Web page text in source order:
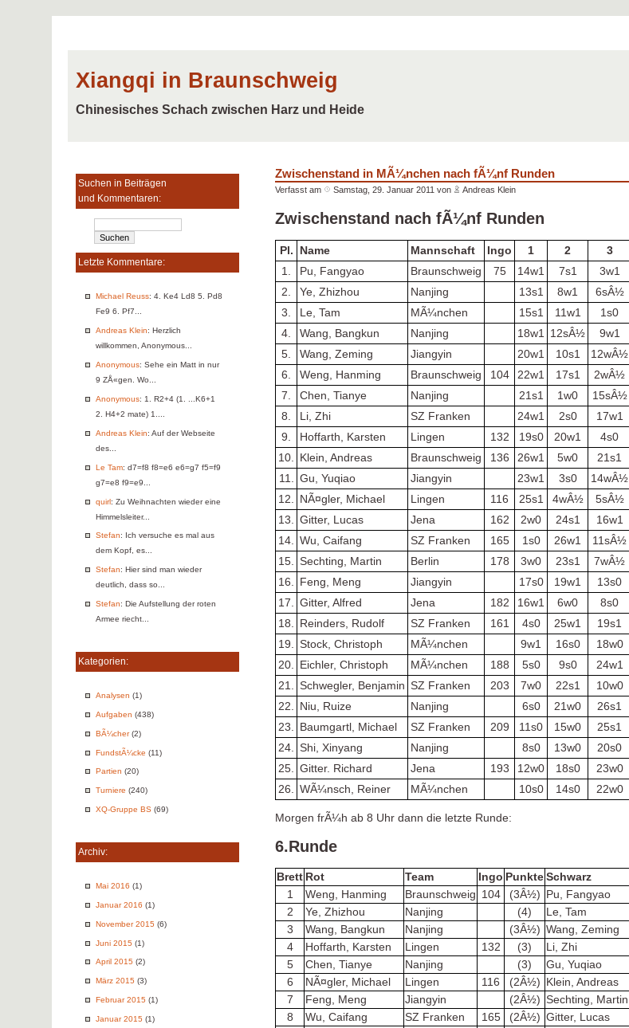
Xiangqi in Braunschweig
Chinesisches Schach zwischen Harz und Heide
Suchen in Beiträgen
und Kommentaren:
Letzte Kommentare:
Michael Reuss: 4. Ke4 Ld8 5. Pd8
Fe9 6. Pf7...
Andreas Klein: Herzlich
willkommen, Anonymous...
Anonymous: Sehe ein Matt in nur
9 ZÅ«gen. Wo...
Anonymous: 1. R2+4 (1. ...K6+1
2. H4+2 mate) 1....
Andreas Klein: Auf der Webseite
des...
Le Tam: d7=f8 f8=e6 e6=g7 f5=f9
g7=e8 f9=e9...
quirl: Zu Weihnachten wieder eine
Himmelsleiter...
Stefan: Ich versuche es mal aus
dem Kopf, es...
Stefan: Hier sind man wieder
deutlich, dass so...
Stefan: Die Aufstellung der roten
Armee riecht...
Kategorien:
Analysen (1)
Aufgaben (438)
BÃ¼cher(2)
FundstÃ¼cke (11)
Partien (20)
Turniere (240)
XQ-Gruppe BS (69)
Archiv:
Mai 2016 (1)
Januar 2016 (1)
November 2015 (6)
Juni 2015 (1)
April 2015 (2)
März 2015 (3)
Februar 2015 (1)
Januar 2015 (1)
Zwischenstand in MÃ¼nchen nach fÃ¼nf Runden
Verfasst am Samstag, 29. Januar 2011 von Andreas Klein
Zwischenstand nach fÃ¼nf Runden
Pl. Name Mannschaft Ingo 1 2 3
1.
Pu, Fangyao Braunschweig 75 14w1 7s1 3w1
2.
Ye, Zhizhou Nanjing 13s1 8w1 6sÂ½
3.
Le, Tam MÃ¼nchen 15s1 11w1 1s0
4.
Wang, Bangkun Nanjing 18w1 12sÂ½ 9w1
5.
Wang, Zeming Jiangyin 20w1 10s1 12wÂ½
6.
Weng, Hanming Braunschweig 104 22w1 17s1 2wÂ½
7.
Chen, Tianye Nanjing 21s1 1w0 15sÂ½
8.
Li, Zhi SZ Franken 24w1 2s0 17w1
9.
Hoffarth, Karsten Lingen 132 19s0 20w1 4s0
10.
Klein, Andreas Braunschweig 136 26w1 5w0 21s1
11.
Gu, Yuqiao Jiangyin 23w1 3s0 14wÂ½
12.
NÃ¤gler, Michael Lingen 116 25s1 4wÂ½ 5sÂ½
13.
Gitter, Lucas Jena 162 2w0 24s1 16w1
14.
Wu, Caifang SZ Franken 165 1s0 26w1 11sÂ½
15.
Sechting, Martin Berlin 178 3w0 23s1 7wÂ½
16.
Feng, Meng Jiangyin 17s0 19w1 13s0
17.
Gitter, Alfred Jena 182 16w1 6w0 8s0
18.
Reinders, Rudolf SZ Franken 161 4s0 25w1 19s1
19.
Stock, Christoph MÃ¼nchen 9w1 16s0 18w0
20.
Eichler, Christoph MÃ¼nchen 188 5s0 9s0 24w1
21.
Schwegler, Benjamin SZ Franken 203 7w0 22s1 10w0
22.
Niu, Ruize Nanjing 6s0 21w0 26s1
23.
Baumgartl, Michael SZ Franken 209 11s0 15w0 25s1
24.
Shi, Xinyang Nanjing 8s0 13w0 20s0
25.
Gitter. Richard Jena 193 12w0 18s0 23w0
26.
WÃ¼nsch, Reiner MÃ¼nchen 10s0 14s0 22w0
Morgen frÃ¼h ab 8 Uhr dann die letzte Runde:
6.Runde
Brett Rot Team Ingo Punkte Schwarz
1
Weng, Hanming Braunschweig 104 (3Â½) Pu, Fangyao
2
Ye, Zhizhou Nanjing (4) Le, Tam
3
Wang, Bangkun Nanjing (3Â½) Wang, Zeming
4
Hoffarth, Karsten Lingen 132 (3) Li, Zhi
5
Chen, Tianye Nanjing (3) Gu, Yuqiao
6
NÃ¤gler, Michael Lingen 116 (2Â½) Klein, Andreas
7
Feng, Meng Jiangyin (2Â½) Sechting, Martin
8
Wu, Caifang SZ Franken 165 (2Â½) Gitter, Lucas